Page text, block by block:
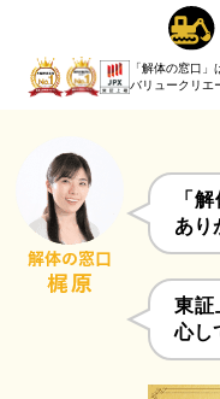
「解体の窓口
バリュークリエ
「
あり
東証
心し